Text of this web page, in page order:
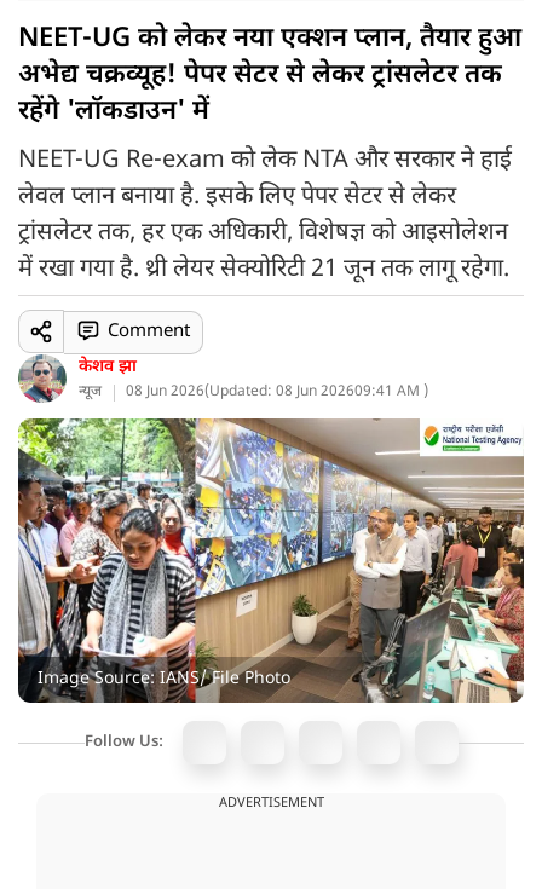
NEET-UG को लेकर नया एक्शन प्लान, तैयार हुआ
अभेद्य चक्रव्यूह! पेपर सेटर से लेकर ट्रांसलेटर तक
रहेंगे 'लॉकडाउन' में
NEET-UG Re-exam को लेक NTA और सरकार ने हाई
लेवल प्लान बनाया है. इसके लिए पेपर सेटर से लेकर
ट्रांसलेटर तक, हर एक अधिकारी, विशेषज्ञ को आइसोलेशन
में रखा गया है. थ्री लेयर सेक्योरिटी 21 जून तक लागू रहेगा.
केशव झा
न्यूज 08 Jun 2026(Updated: 08 Jun 202609:41 AM )
Comment
Image Source: IANS/ File Photo
Follow Us:
ADVERTISEMENT